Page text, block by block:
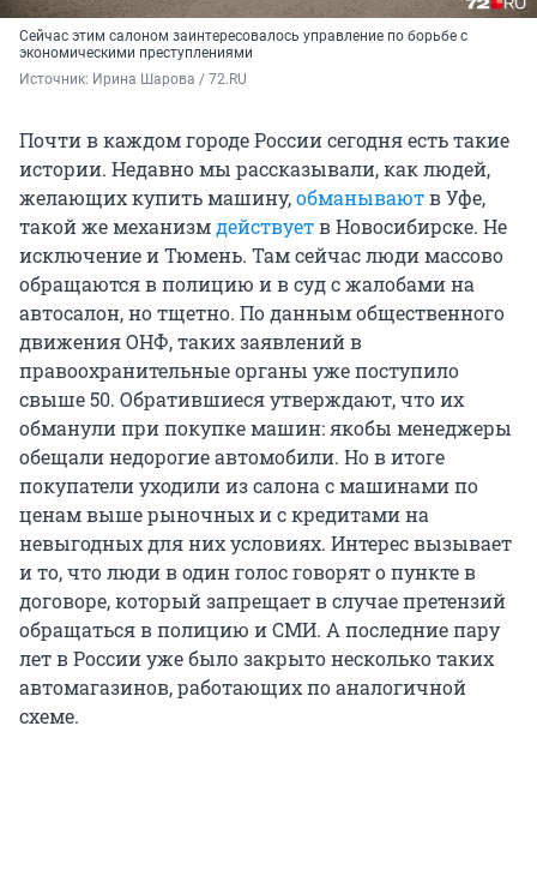
Сейчас этим салоном заинтересовалось управление по борьбе с
экономическими преступлениями
Источник: Ирина Шарова / 72.RU
Почти в каждом городе России сегодня есть такие
истории. Недавно мы рассказывали, как людей,
желающих купить машину,обманываютв Уфе,
такой же механизмдействуетв Новосибирске. Не
исключение и Тюмень. Там сейчас люди массово
обращаются в полицию и в суд с жалобами на
автосалон, но тщетно. По данным общественного
движения ОНФ, таких заявлений в
правоохранительные органы уже поступило
свыше 50. Обратившиеся утверждают, что их
обманули при покупке машин: якобы менеджеры
обещали недорогие автомобили. Но в итоге
покупатели уходили из салона с машинами по
ценам выше рыночных и с кредитами на
невыгодных для них условиях. Интерес вызывает
и то, что люди в один голос говорят о пункте в
договоре, который запрещает в случае претензий
обращаться в полицию и СМИ. А последние пару
лет в России уже было закрыто несколько таких
автомагазинов, работающих по аналогичной
схеме.